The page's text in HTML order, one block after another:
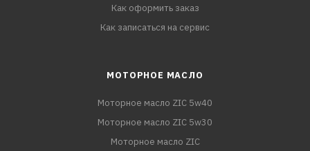
Как оформить заказ
Как записаться на сервис
МОТОРНОЕ МАСЛО
Моторное масло ZIC 5w40
Моторное масло ZIC 5w30
Моторное масло ZIC